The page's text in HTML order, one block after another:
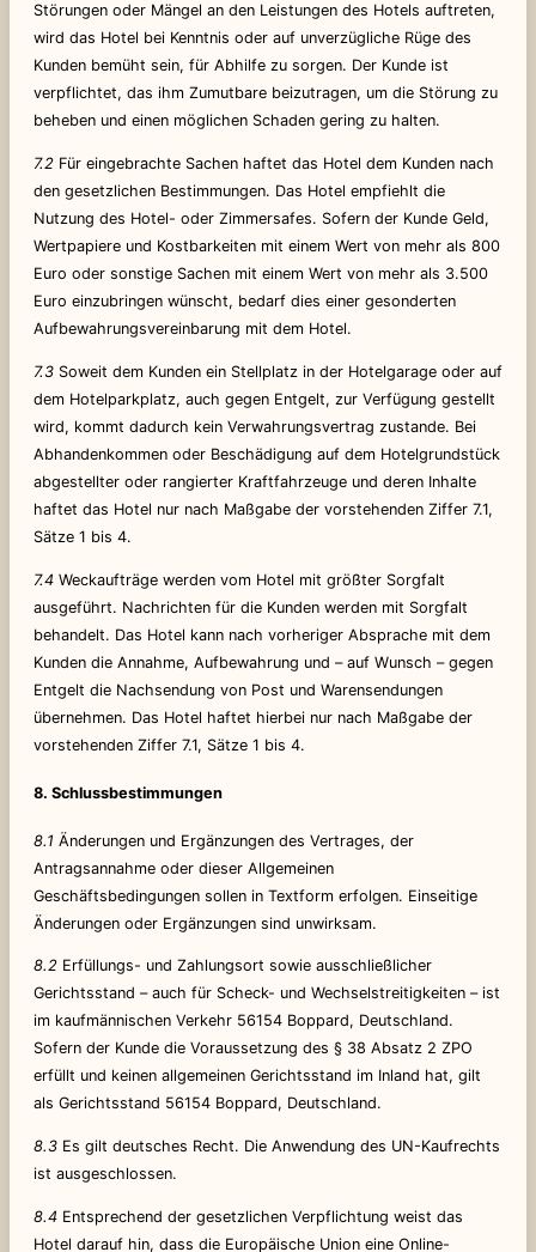
Störungen oder Mängel an den Leistungen des Hotels auftreten,
wird das Hotel bei Kenntnis oder auf unverzügliche Rüge des
Kunden bemüht sein, für Abhilfe zu sorgen. Der Kunde ist
verpflichtet, das ihm Zumutbare beizutragen, um die Störung zu
beheben und einen möglichen Schaden gering zu halten.
7.2Für eingebrachte Sachen haftet das Hotel dem Kunden nach
den gesetzlichen Bestimmungen. Das Hotel empfiehlt die
Nutzung des Hotel- oder Zimmersafes. Sofern der Kunde Geld,
Wertpapiere und Kostbarkeiten mit einem Wert von mehr als 800
Euro oder sonstige Sachen mit einem Wert von mehr als 3.500
Euro einzubringen wünscht, bedarf dies einer gesonderten
Aufbewahrungsvereinbarung mit dem Hotel.
7.3Soweit dem Kunden ein Stellplatz in der Hotelgarage oder auf
dem Hotelparkplatz, auch gegen Entgelt, zur Verfügung gestellt
wird, kommt dadurch kein Verwahrungsvertrag zustande. Bei
Abhandenkommen oder Beschädigung auf dem Hotelgrundstück
abgestellter oder rangierter Kraftfahrzeuge und deren Inhalte
haftet das Hotel nur nach Maßgabe der vorstehenden Ziffer 7.1,
Sätze 1 bis 4.
7.4Weckaufträge werden vom Hotel mit größter Sorgfalt
ausgeführt. Nachrichten für die Kunden werden mit Sorgfalt
behandelt. Das Hotel kann nach vorheriger Absprache mit dem
Kunden die Annahme, Aufbewahrung und – auf Wunsch – gegen
Entgelt die Nachsendung von Post und Warensendungen
übernehmen. Das Hotel haftet hierbei nur nach Maßgabe der
vorstehenden Ziffer 7.1, Sätze 1 bis 4.
8. Schlussbestimmungen
8.1 Änderungen und Ergänzungen des Vertrages, der
Antragsannahme oder dieser Allgemeinen
Geschäftsbedingungen sollen in Textform erfolgen. Einseitige
Änderungen oder Ergänzungen sind unwirksam.
8.2Erfüllungs- und Zahlungsort sowie ausschließlicher
Gerichtsstand – auch für Scheck- und Wechselstreitigkeiten – ist
im kaufmännischen Verkehr 56154 Boppard, Deutschland.
Sofern der Kunde die Voraussetzung des § 38 Absatz 2 ZPO
erfüllt und keinen allgemeinen Gerichtsstand im Inland hat, gilt
als Gerichtsstand 56154 Boppard, Deutschland.
8.3Es gilt deutsches Recht. Die Anwendung des UN-Kaufrechts
ist ausgeschlossen.
8.4Entsprechend der gesetzlichen Verpflichtung weist das
Hotel darauf hin, dass die Europäische Union eine Online-